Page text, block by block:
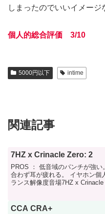
しまったのでいいイメージ
個人的総合評価 3/10
5000円以下 intime
関連記事
7HZ x Crinacle Zero: 2
PROS ： 低音域のパンチが強
合わず耳が疲れる。 イヤホン個
ランス解像度音場7HZ x Crinacle
CCA CRA+